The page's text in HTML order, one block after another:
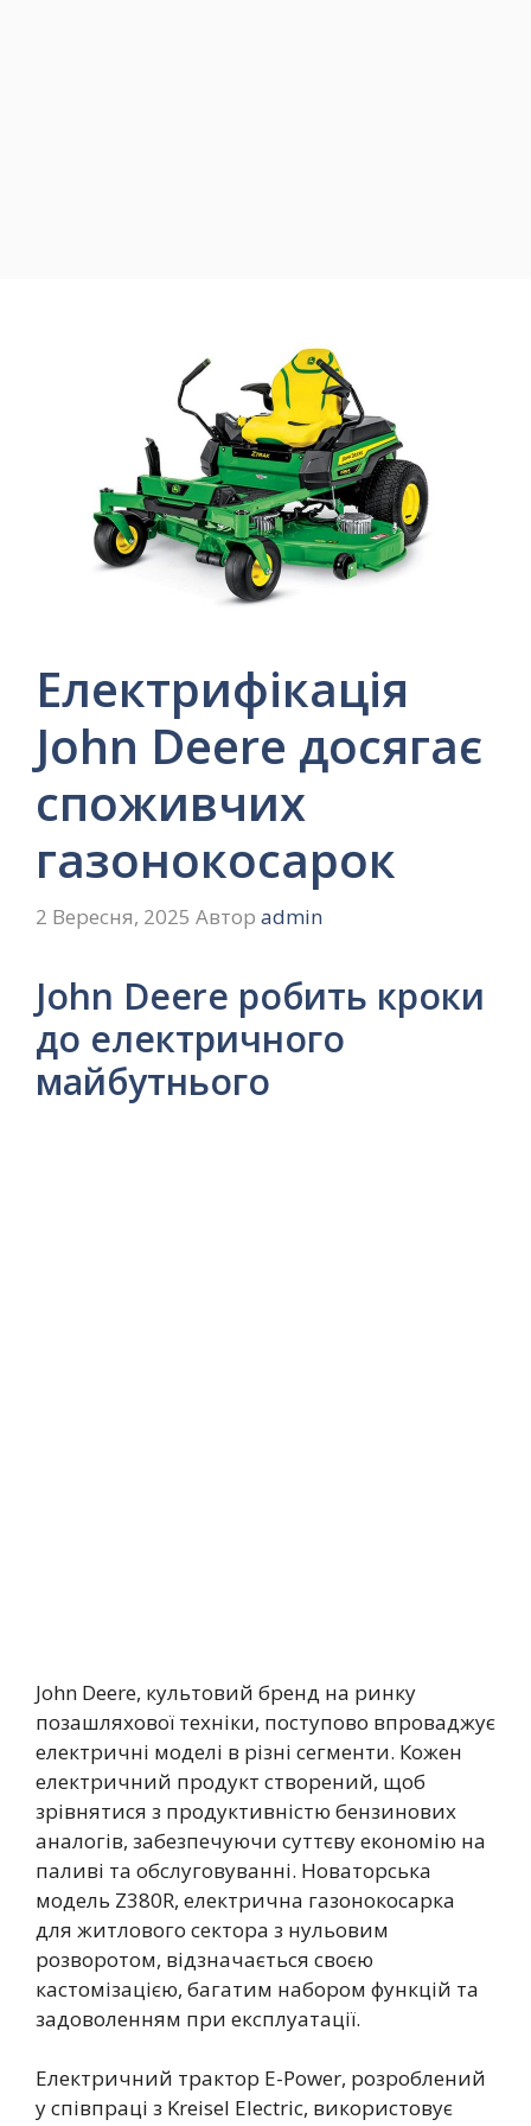
Електрифікація
John Deere досягає
споживчих
газонокосарок
2 Вересня, 2025 Автор admin
John Deere робить кроки
до електричного
майбутнього
John Deere, культовий бренд на ринку
позашляхової техніки, поступово впроваджує
електричні моделі в різні сегменти. Кожен
електричний продукт створений, щоб
зрівнятися з продуктивністю бензинових
аналогів, забезпечуючи суттєву економію на
паливі та обслуговуванні. Новаторська
модель Z380R, електрична газонокосарка
для житлового сектора з нульовим
розворотом, відзначається своєю
кастомізацією, багатим набором функцій та
задоволенням при експлуатації.
Електричний трактор E-Power, розроблений
у співпраці з Kreisel Electric, використовує